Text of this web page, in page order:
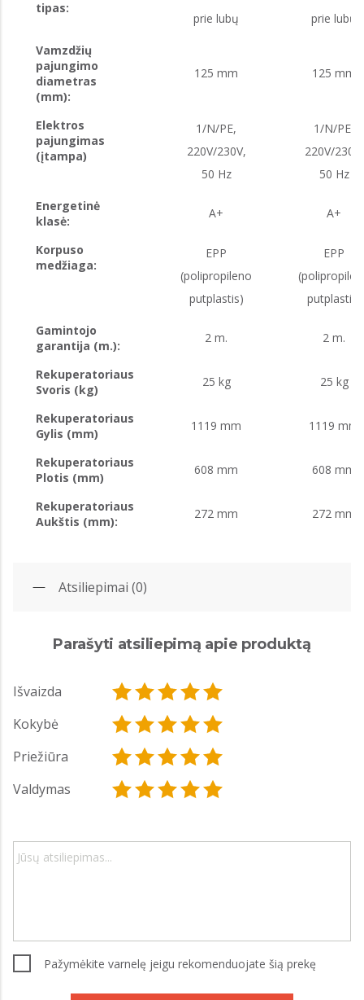
tipas:
prie lubų
prie lubų
Vamzdžių
pajungimo
diametras
(mm):
125 mm 125 mm
Elektros
pajungimas
(įtampa)
1/N/PE,
220V/230V,
50 Hz
1/N/PE,
220V/230V,
50 Hz
Energetinė
klasė:
A+ A+
Korpuso
medžiaga:
EPP
(polipropileno
putplastis)
EPP
putplastis)
Gamintojo
garantija (m.):
2 m. 2 m.
Rekuperatoriaus
Svoris (kg)
25 kg 25 kg
Rekuperatoriaus
Gylis (mm)
1119 mm 1119 mm
Rekuperatoriaus
Plotis (mm)
608 mm 608 mm
Rekuperatoriaus
Aukštis (mm):
272 mm 272 mm
Atsiliepimai (0)
Parašyti atsiliepimą apie produktą
Išvaizda
Kokybė
Priežiūra
Valdymas
Pažymėkite varnelę jeigu rekomenduojate šią prekę